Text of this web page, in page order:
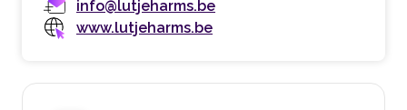
info@lutjeharms.be
www.lutjeharms.be